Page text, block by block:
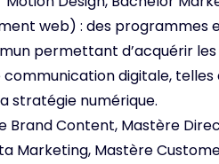
web) : des programmes
permettant d’acquérir
digitale,
stratégie numérique.
Brand Content, Mastère
Marketing, Mastère